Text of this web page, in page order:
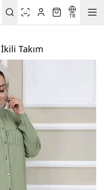
TR
Takım